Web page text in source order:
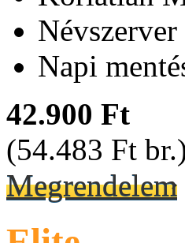
Napi
42.900 Ft
(54.483 Ft
Megrendelem